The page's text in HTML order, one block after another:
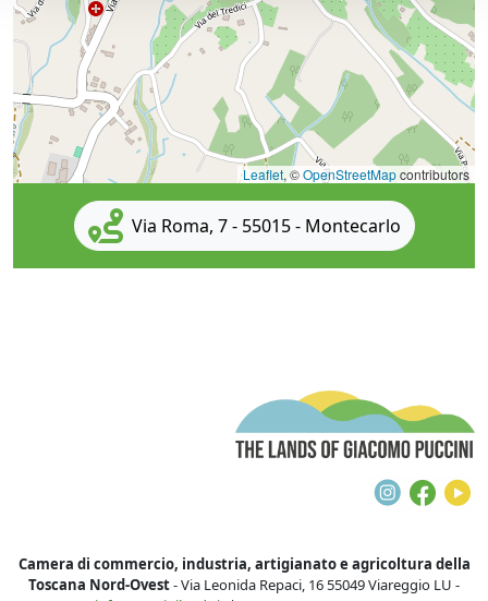
Leaflet, ©OpenStreetMapcontributors
Via Roma, 7 - 55015 - Montecarlo
Camera di commercio, industria, artigianato e agricoltura della
Toscana Nord-Ovest- Via Leonida Repaci, 16 55049 Viareggio LU -